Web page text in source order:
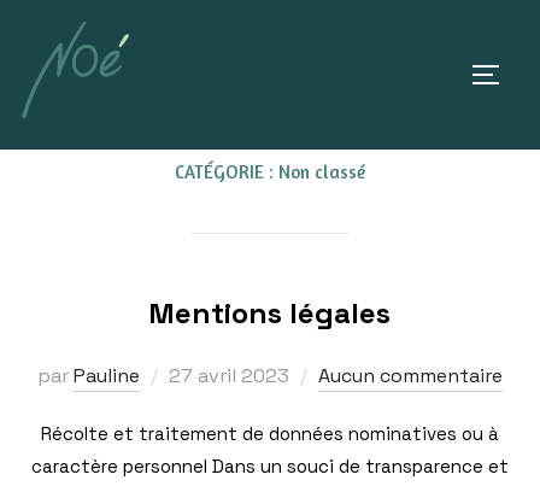
CATÉGORIE : Non classé
Mentions légales
parPauline 27 avril 2023 Aucun commentaire
Récolte et traitement de données nominatives ou à
caractère personnel Dans un souci de transparence et